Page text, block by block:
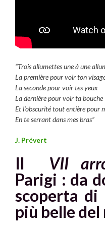
“Trois allumettes une à une
La première pour voir ton
La seconde pour voir tes yeux
La dernière pour voir ta bouche
Et l’obscurité tout entière pour
En te serrant dans mes bras”
J. Prévert
Il VII
Parigi : da
scoperta di
più belle